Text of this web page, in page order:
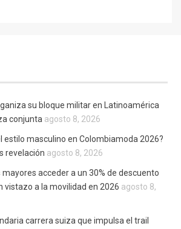
su bloque militar en Latinoamérica
conjunta agosto 8, 2026
estilo masculino en Colombiamoda 2026?
revelación agosto 8, 2026
acceder a un 30% de descuento
vistazo a la movilidad en 2026 agosto 8,
carrera suiza que impulsa el trail